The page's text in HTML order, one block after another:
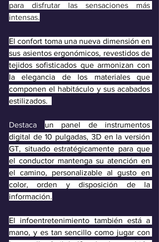
para disfrutar las sensaciones más
intensas.
El confort toma una nueva dimensión en
sus asientos ergonómicos, revestidos de
tejidos sofisticados que armonizan con
la elegancia de los materiales que
componen el habitáculo y sus acabados
estilizados.
Destaca un panel de instrumentos
digital de 10 pulgadas, 3D en la versión
GT, situado estratégicamente para que
el conductor mantenga su atención en
el camino, personalizable al gusto en
color, orden y disposición de la
información.
El infoentretenimiento también está a
mano, y es tan sencillo como jugar con